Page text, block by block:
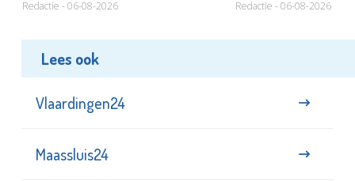
Redactie - 06-08-2026 Redactie - 06-08-2026
Lees ook
Vlaardingen24
Maassluis24